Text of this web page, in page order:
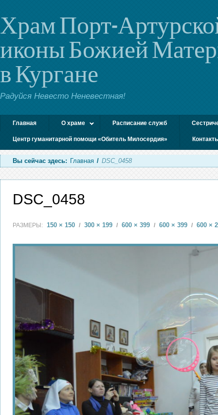
Храм Порт-
иконы Божией
в Кургане
Радуйся Невесто Неневестная!
Главная О храме Расписание служб
Центр гуманитарной помощи «Обитель Милосердия»
Вы сейчас здесь: Главная / DSC_0458
DSC_0458
РАЗМЕРЫ: 150 × 150 / 300 × 199 / 600 × 399 / 600 × 399 / 600 ×